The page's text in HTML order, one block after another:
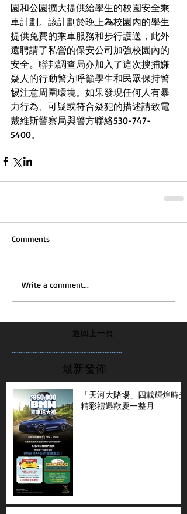
園和公園擴大提供給學生的校園安全乘
車計劃。該計劃於晚上為校園內的學生
提供免費的乘車服務和步行護送，此外
還聘請了私營的保安公司加強校園內的
安全。聯邦調查局亦加入了這次搜捕嫌
疑人的行動警方呼籲學生和民眾保持警
惕注意周圍環境。如果發現任何人有暴
力行為、可疑或符合疑犯的描述請致電
戴維斯警察局與警方聯絡530-747-
5400。
Comments
Write a comment...
返回上一頁
...............................................................
最新發佈
「天河大賭場」四載輝煌時光
精彩禮遇歡慶一整月